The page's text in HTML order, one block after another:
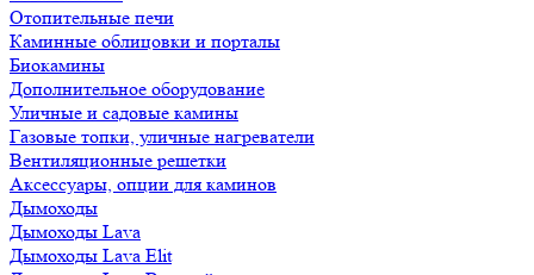
Отопительные печи
Каминные облицовки и порталы
Биокамины
Дополнительное оборудование
Уличные и садовые камины
Газовые топки, уличные нагреватели
Вентиляционные решетки
Аксессуары, опции для каминов
Дымоходы
Дымоходы Lava
Дымоходы Lava Elit